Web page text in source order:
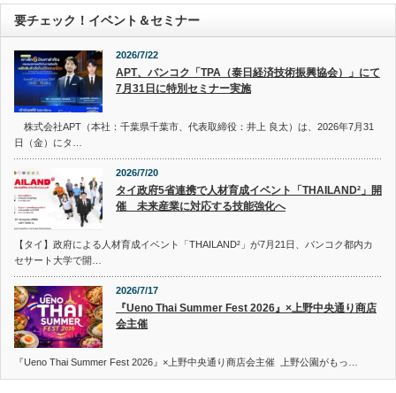
要チェック！イベント＆セミナー
2026/7/22
APT、バンコク「TPA（泰日経済技術振興協会）」にて
7月31日に特別セミナー実施
株式会社APT（本社：千葉県千葉市、代表取締役：井上 良太）は、2026年7月31
日（金）にタ…
2026/7/20
タイ政府5省連携で人材育成イベント「THAILAND²」開
催 未来産業に対応する技能強化へ
【タイ】政府による人材育成イベント「THAILAND²」が7月21日、バンコク都内カ
セサート大学で開…
2026/7/17
『Ueno Thai Summer Fest 2026』×上野中央通り商店
会主催
『Ueno Thai Summer Fest 2026』×上野中央通り商店会主催 上野公園がもっ…